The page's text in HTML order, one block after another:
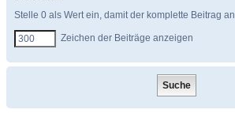
Stelle 0 als Wert ein, damit der komplette Beitrag
Zeichen der Beiträge anzeigen